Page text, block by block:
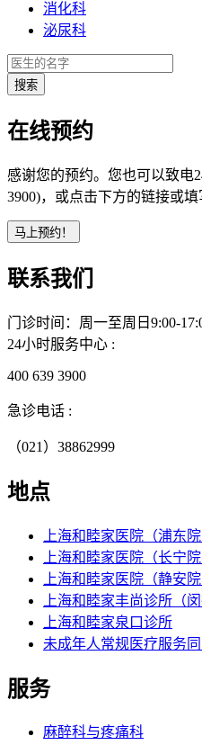
消化科
泌尿科
在线预约
感谢您的预约。您也可以致电
3900)，或点击下方的链接或
联系我们
门诊时间：周一至周日9:00-
24小时服务中心 :
400 639 3900
急诊电话 :
（021）38862999
地点
上海和睦家医院（浦东院
上海和睦家医院（长宁院
上海和睦家医院（静安院
上海和睦家丰尚诊所（闵
上海和睦家泉口诊所
未成年人常规医疗服务
服务
麻醉科与疼痛科